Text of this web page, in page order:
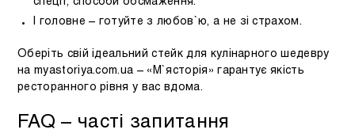
І головне – готуйте з любов`ю, а не зі страхом.
Оберіть свій ідеальний стейк для кулінарного шедевру
на myastoriya.com.ua – «М`ясторія» гарантує якість
ресторанного рівня у вас вдома.
FAQ – часті запитання